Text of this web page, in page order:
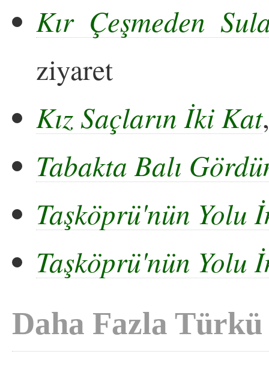
Kır Çeşmeden
ziyaret
Kız Saçların İki Kat
Tabakta Balı
Taşköprü'nün Yolu
Taşköprü'nün Yolu
Daha Fazla Türkü